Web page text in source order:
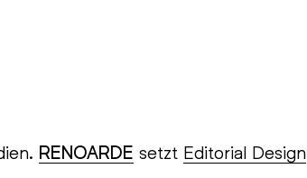
RENOARDE setzt Editorial Design